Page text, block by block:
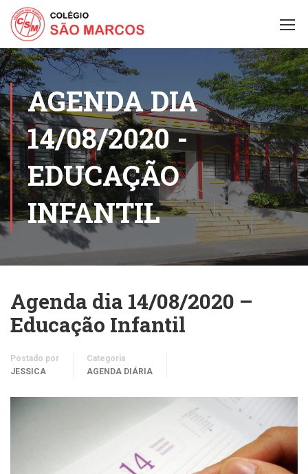
AGENDA DIA
14/08/2020 -
EDUCAÇÃO
INFANTIL
Agenda dia 14/08/2020 –
Educação Infantil
Postado por
JESSICA
Categoria
AGENDA DIÁRIA